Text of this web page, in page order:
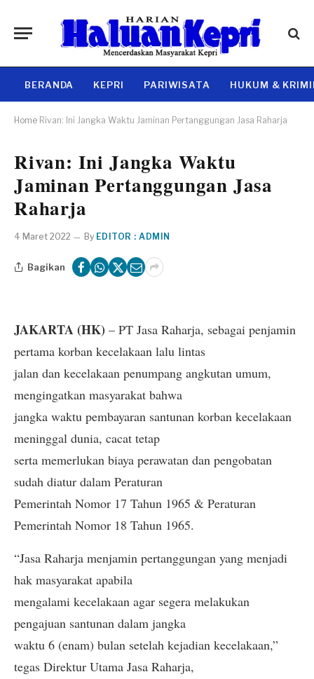
BERANDA KEPRI PARIWISATA HUKUM &
Home Rivan: Ini Jangka Waktu Jaminan Pertanggungan Jasa Raharja
Rivan: Ini Jangka Waktu
Jaminan Pertanggungan Jasa
Raharja
4 Maret 2022 By EDITOR : ADMIN
Bagikan
JAKARTA (HK) – PT Jasa Raharja, sebagai penjamin
pertama korban kecelakaan lalu lintas
jalan dan kecelakaan penumpang angkutan umum,
mengingatkan masyarakat bahwa
jangka waktu pembayaran santunan korban kecelakaan
meninggal dunia, cacat tetap
serta memerlukan biaya perawatan dan pengobatan
sudah diatur dalam Peraturan
Pemerintah Nomor 17 Tahun 1965 & Peraturan
Pemerintah Nomor 18 Tahun 1965.
“Jasa Raharja menjamin pertanggungan yang menjadi
hak masyarakat apabila
mengalami kecelakaan agar segera melakukan
pengajuan santunan dalam jangka
waktu 6 (enam) bulan setelah kejadian kecelakaan,”
tegas Direktur Utama Jasa Raharja,